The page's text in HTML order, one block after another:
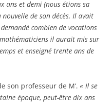
ans et demi (nous étions sa
de son décès. Il avait
combien de vocations
il aurait mis sur
et enseigné trente ans de
son professeur de M’. « Il se
époque, peut-être dix ans